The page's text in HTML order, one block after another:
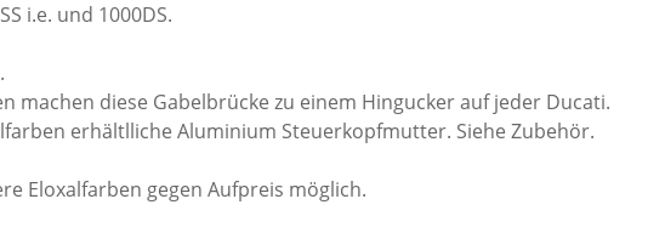
i.e. und 1000DS.
machen diese Gabelbrücke zu einem Hingucker auf jeder Ducati.
erhältlliche Aluminium Steuerkopfmutter. Siehe Zubehör.
Eloxalfarben gegen Aufpreis möglich.